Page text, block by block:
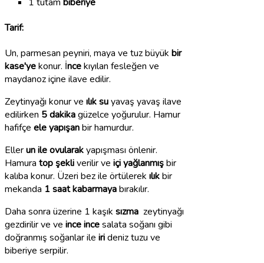
Tarif:
Un, parmesan peyniri, maya ve tuz büyük bir
kase'yekonur. İncekıyılan fesleğen ve
maydanoz içine ilave edilir.
Zeytinyağı konur ve ılık suyavaş yavaş ilave
edilirken 5 dakikagüzelce yoğurulur. Hamur
hafifçe ele yapışanbir hamurdur.
Ellerun ile ovularakyapışması önlenir.
Hamura top şekliverilir ve içi yağlanmışbir
kalıba konur. Üzeri bez ile örtülerek ılıkbir
mekanda 1 saat kabarmayabırakılır.
Daha sonra üzerine 1 kaşık sızma zeytinyağı
gezdirilir ve ve inceincesalata soğanı gibi
doğranmış soğanlar ile irideniz tuzu ve
biberiye serpilir.